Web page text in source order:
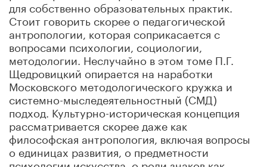
для собственно образовательных практик.
Стоит говорить скорее о педагогической
антропологии, которая соприкасается с
вопросами психологии, социологии,
методологии. Неслучайно в этом томе П.Г.
Щедровицкий опирается на наработки
Московского методологического кружка и
системно-мыследеятельностный (СМД)
подход. Культурно-историческая концепция
рассматривается скорее даже как
философская антропология, включая вопросы
о единицах развития, о предметности